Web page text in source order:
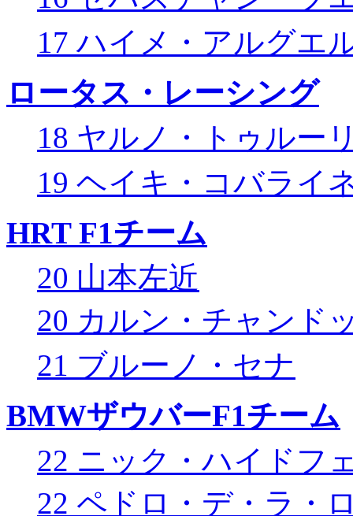
17 ハイメ・アルグエ
ロータス・レーシング
18 ヤルノ・トゥルー
19 ヘイキ・コバライ
HRT F1チーム
20 山本左近
20 カルン・チャンド
21 ブルーノ・セナ
BMWザウバーF1チーム
22 ニック・ハイドフ
22 ペドロ・デ・ラ・